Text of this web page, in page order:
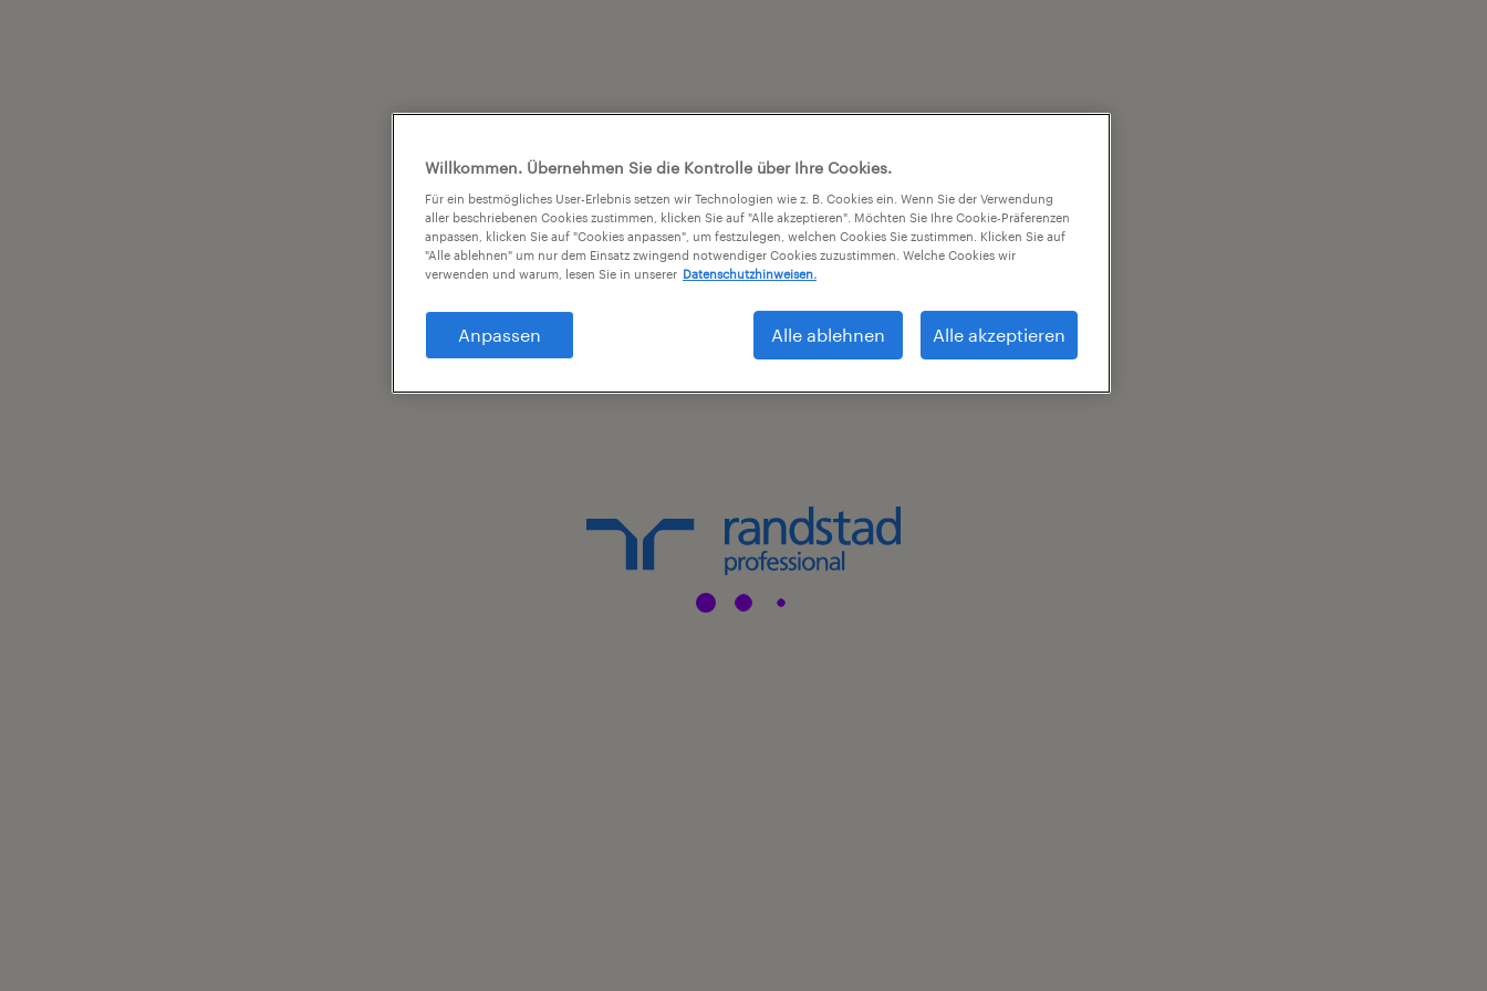
Willkommen. Übernehmen Sie die Kontrolle über Ihre Cookies.
Für ein bestmögliches User-Erlebnis setzen wir Technologien wie z. B. Cookies ein. Wenn Sie der Verwendung
aller beschriebenen Cookies zustimmen, klicken Sie auf "Alle akzeptieren". Möchten Sie Ihre Cookie-Präferenzen
anpassen, klicken Sie auf "Cookies anpassen", um festzulegen, welchen Cookies Sie zustimmen. Klicken Sie auf
"Alle ablehnen" um nur dem Einsatz zwingend notwendiger Cookies zuzustimmen. Welche Cookies wir
verwenden und warum, lesen Sie in unserer Datenschutzhinweisen.
Anpassen Alle ablehnen Alle akzeptieren